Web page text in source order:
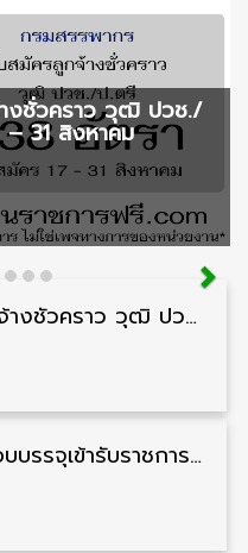
งชั่วคราว วุฒิ ปวช./
– 31 สิงหาคม
กรมสรรพากร รับสมัครลูกจ้างชั่วคราว วุฒิ ปวช./ป.ตรี 138 อัตรา รับสมัคร 17 – 31 สิงหาคม
กรมควบคุมโรค รับสมัครสอบบรรจุเข้ารับราชการ วุฒิ ปวส./ป.ตรี 17 อัตรา รับสมัคร 17 สิงหาคม – 4 กันยายน